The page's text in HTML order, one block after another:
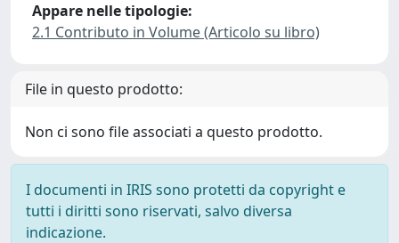
Appare nelle tipologie:
2.1 Contributo in Volume (Articolo su libro)
File in questo prodotto:
Non ci sono file associati a questo prodotto.
I documenti in IRIS sono protetti da copyright e
tutti i diritti sono riservati, salvo diversa
indicazione.